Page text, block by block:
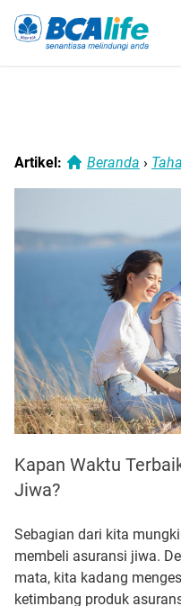
Artikel: Beranda ›
Kapan Waktu
Jiwa?
Sebagian dari kita
membeli asuransi jiwa.
mata, kita kadang
ketimbang produk